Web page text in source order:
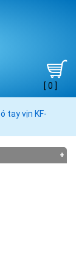
[ 0 ]
tay vịn KF-